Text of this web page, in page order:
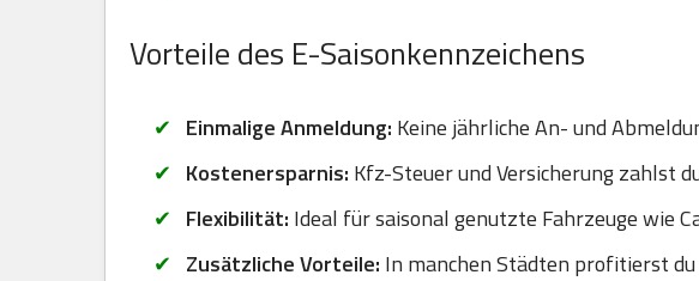
Vorteile des E-Saisonkennzeichens
Einmalige Anmeldung: Keine jährliche An- und
Kostenersparnis: Kfz-Steuer und Versicherung zahlst
Flexibilität: Ideal für saisonal genutzte Fahrzeuge wie
Zusätzliche Vorteile: In manchen Städten profitierst